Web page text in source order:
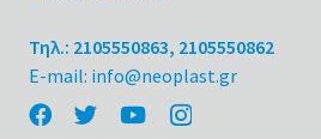
Τηλ.: 2105550863, 2105550862
E-mail: info@neoplast.gr